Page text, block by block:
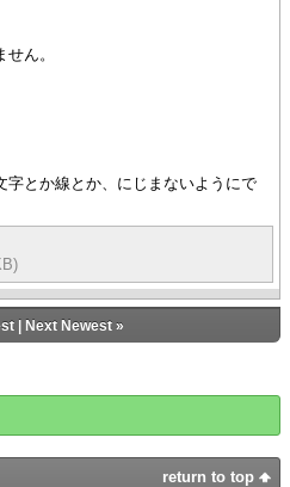
ん。
字とか線とか、にじまないようにで
| Next Newest»
return to top